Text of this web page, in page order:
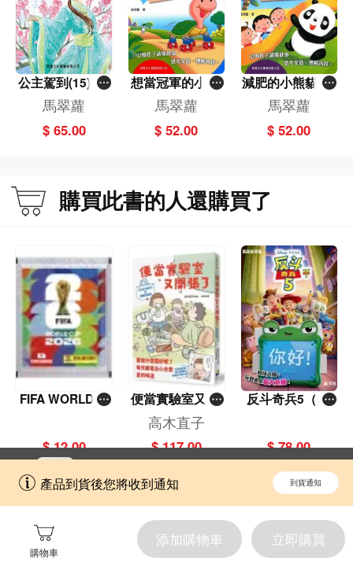
產品到貨後您將收到通知 到貨通知
購物車
添加購物車 立即購買
公主駕到(15)[公
主傳奇]
馬翠蘿
$ 65.00
想當冠軍的小烏
龜[小閱讀大理
解‧進階篇]
馬翠蘿
$ 52.00
減肥的小熊貓[小
閱讀大理解‧進階
篇]
馬翠蘿
$ 52.00
購買此書的人還購買了
FIFA WORLD C
包）
$ 12.00
便當實驗室又開
張了——日日和
特別日的菜單挑
戰記
高木直子
$ 117.00
反斗奇兵5（圖
$ 78.00
擁抱更全面的購物和文化體驗。
開啟